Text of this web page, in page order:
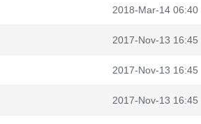
2018-Mar-14 06:40
2017-Nov-13 16:45
2017-Nov-13 16:45
2017-Nov-13 16:45